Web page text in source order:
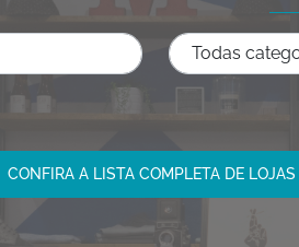
CONFIRA A LISTA COMPLETA DE